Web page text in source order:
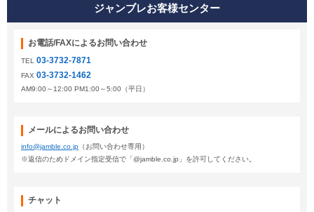
ジャンブレお客様センター
お電話/FAXによるお問い合わせ
TEL 03-3732-7871
FAX 03-3732-1462
AM9:00～12:00 PM1:00～5:00（平日）
メールによるお問い合わせ
info@jamble.co.jp （お問い合わせ専用）
※返信のためドメイン指定受信で「@jamble.co.jp」を許可してください。
チャット